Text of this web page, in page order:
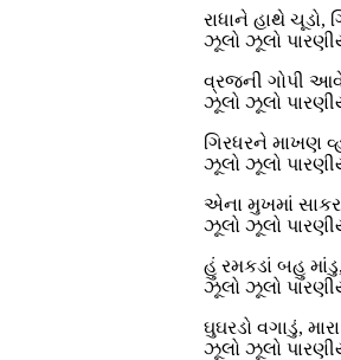
રાધાને હાથે ચૂડો,
ઝૂલો ઝૂલો
વ્રજની ગોપી
ઝૂલો ઝૂલો
ગિરધરને માખણ
ઝૂલો ઝૂલો
એના મુખમાં
ઝૂલો ઝૂલો
હું રમકડાં બહુ
ઝૂલો ઝૂલો
ઘુઘરડો વગાડું,
ઝૂલો ઝૂલો